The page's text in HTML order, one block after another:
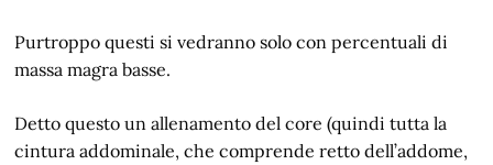
Purtroppo questi si vedranno solo con percentuali di
massa magra basse.
Detto questo un allenamento del core (quindi tutta la
cintura addominale, che comprende retto dell’addome,